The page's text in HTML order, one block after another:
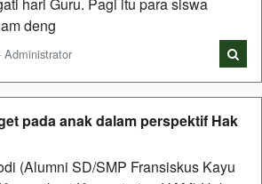
deng
pada anak dalam perspektif Hak
(Alumni SD/SMP Fransiskus Kayu